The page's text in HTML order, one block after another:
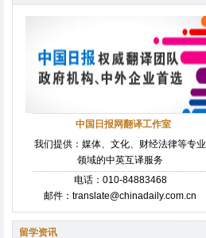
中国日报网翻译工作室
我们提供：媒体、文化、财经法律等专业
领域的中英互译服务
电话：010-84883468
邮件：translate@chinadaily.com.cn
留学资讯